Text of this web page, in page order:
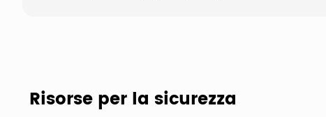
Risorse per la sicurezza